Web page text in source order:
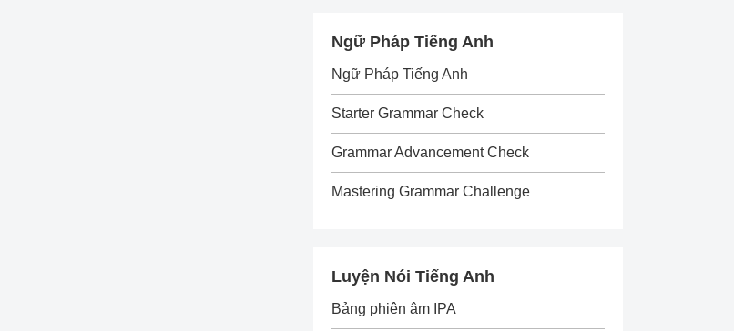
Ngữ Pháp Tiếng Anh
Ngữ Pháp Tiếng Anh
Starter Grammar Check
Grammar Advancement Check
Mastering Grammar Challenge
Luyện Nói Tiếng Anh
Bảng phiên âm IPA